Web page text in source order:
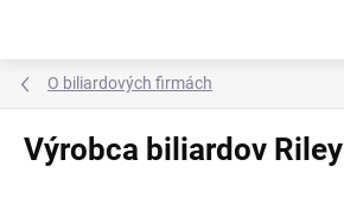
O biliardových firmách
Výrobca biliardov Riley